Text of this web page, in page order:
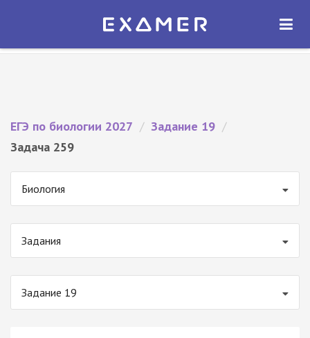
Экзамер — ЕГЭ 2027
ОТКРЫТЬ
ЕГЭ по биологии 2027 / Задание 19 /
Задача 259
Биология
Задания
Задание 19